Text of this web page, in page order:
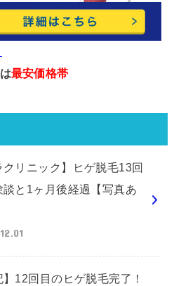
最安価格帯
クリニック】ヒゲ脱毛13回
談と1ヶ月後経過【写真あ
】12回目のヒゲ脱毛完了！